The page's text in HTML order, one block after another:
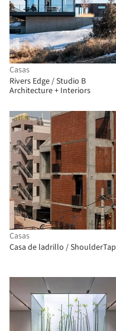
Casas
Rivers Edge / Studio B
Architecture + Interiors
Casas
Casa de ladrillo / ShoulderTap